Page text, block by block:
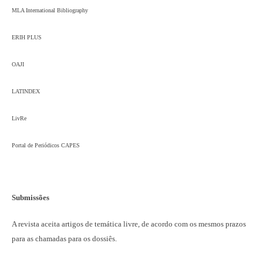
MLA International Bibliography
ERIH PLUS
OAJI
LATINDEX
LivRe
Portal de Periódicos CAPES
Submissões
A revista aceita artigos de temática livre, de acordo com os mesmos prazos
para as chamadas para os dossiês.